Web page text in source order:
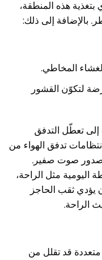
بتغذية هذه المنطقة،
إلى ذلك:
المخاطي.
لتكوّن القشور
إلى تعطّل التدفق
تدفق الهواء من
صدور صوت صفير.
اليومية مثل الراحة،
يؤدي ثقب الحاجز
الراحة.
قد تقلل من